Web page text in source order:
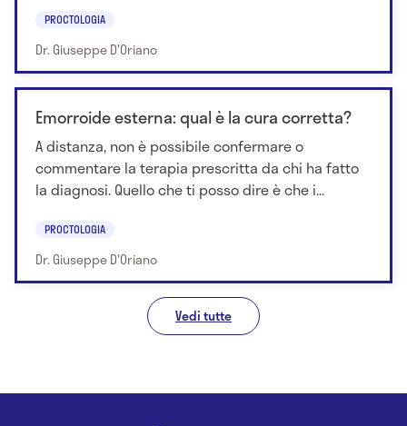
PROCTOLOGIA
Dr. Giuseppe D'Oriano
Emorroide esterna: qual è la cura corretta?
A distanza, non è possibile confermare o
commentare la terapia prescritta da chi ha fatto
la diagnosi. Quello che ti posso dire è che i...
PROCTOLOGIA
Dr. Giuseppe D'Oriano
Vedi tutte